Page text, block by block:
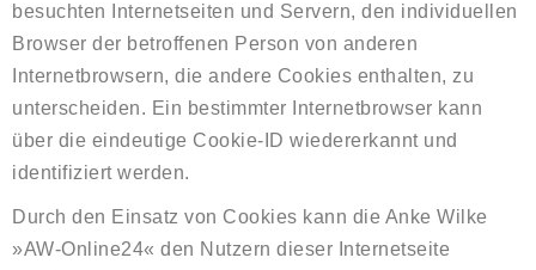
besuchten Internetseiten und Servern, den individuellen
Browser der betroffenen Person von anderen
Internetbrowsern, die andere Cookies enthalten, zu
unterscheiden. Ein bestimmter Internetbrowser kann
über die eindeutige Cookie-ID wiedererkannt und
identifiziert werden.
Durch den Einsatz von Cookies kann die Anke Wilke
»AW-Online24« den Nutzern dieser Internetseite